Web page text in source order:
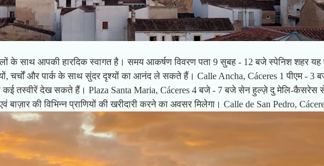
के साथ आपकी हारदिक स्वागत है। समय आकर्षण विवरण पता 9 सुबह - 12 बजे स्पेनिश शहर यह
चर्चों और पार्क के साथ सुंदर दृश्यों का आनंद ले सकते हैं। Calle Ancha, Cáceres 1 पीएम - 3 बजे
कई तस्वीरें देख सकते हैं। Plaza Santa Maria, Cáceres 4 बजे - 7 बजे सेन हुल्ज़े दु मेलि-कैसरेस
बाज़ार की विभिन्न प्राणियों की खरीदारी करने का अवसर मिलेगा। Calle de San Pedro,